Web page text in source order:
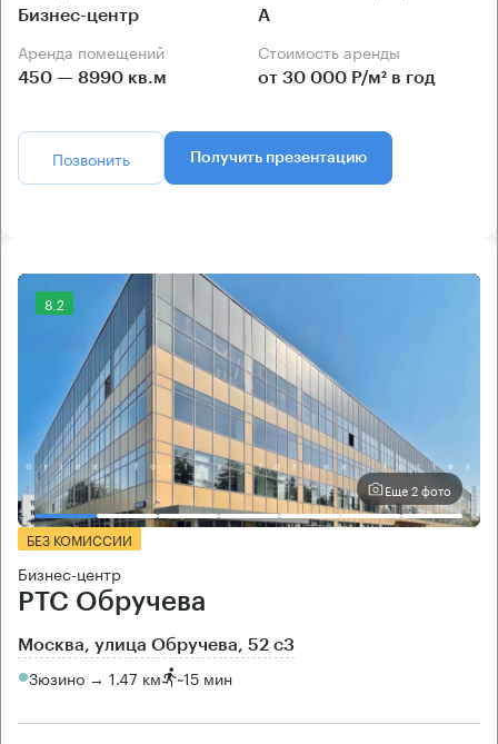
Бизнес-центр А
Аренда помещений
450 — 8990 кв.м
Стоимость аренды
от 30 000 Р/м² в год
Позвонить Получить презентацию
8.2
Еще 2 фото
БЕЗ КОМИССИИ
Бизнес-центр
РТС Обручева
Москва, улица Обручева, 52 с3
Зюзино → 1.47 км ~15 мин